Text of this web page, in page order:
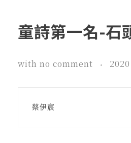
藝文空間
童詩第一名-石
with no comment 2020
蔡伊宸